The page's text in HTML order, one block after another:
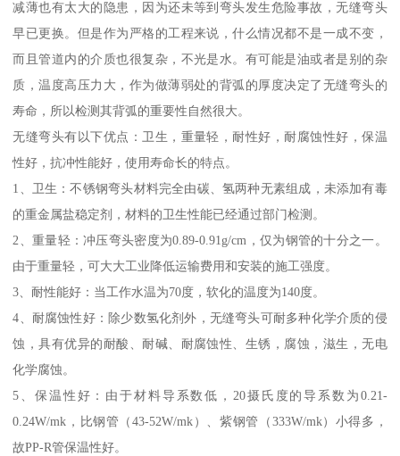
减薄也有太大的隐患，因为还未等到弯头发生危险事故，无缝弯头
早已更换。但是作为严格的工程来说，什么情况都不是一成不变，
而且管道内的介质也很复杂，不光是水。有可能是油或者是别的杂
质，温度高压力大，作为做薄弱处的背弧的厚度决定了无缝弯头的
寿命，所以检测其背弧的重要性自然很大。
无缝弯头有以下优点：卫生，重量轻，耐性好，耐腐蚀性好，保温
性好，抗冲性能好，使用寿命长的特点。
1、卫生：不锈钢弯头材料完全由碳、氢两种无素组成，未添加有毒
的重金属盐稳定剂，材料的卫生性能已经通过部门检测。
2、重量轻：冲压弯头密度为0.89-0.91g/cm，仅为钢管的十分之一。
由于重量轻，可大大工业降低运输费用和安装的施工强度。
3、耐性能好：当工作水温为70度，软化的温度为140度。
4、耐腐蚀性好：除少数氢化剂外，无缝弯头可耐多种化学介质的侵
蚀，具有优异的耐酸、耐碱、耐腐蚀性、生锈，腐蚀，滋生，无电
化学腐蚀。
5、保温性好：由于材料导系数低，20摄氏度的导系数为0.21-
0.24W/mk，比钢管（43-52W/mk）、紫钢管（333W/mk）小得多，
故PP-R管保温性好。